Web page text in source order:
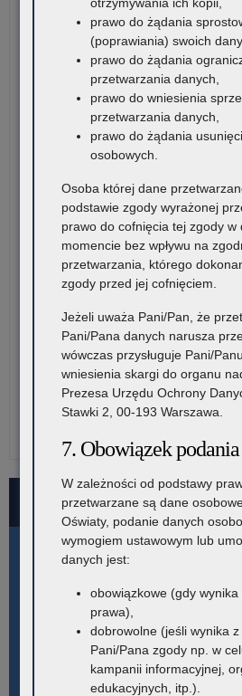
Bezpłatne numery pomocowe
prawo do żądania
(poprawiania) swoich
prawo do żądania
przetwarzania danych,
prawo do wniesienia
przetwarzania danych,
prawo do żądania
osobowych.
Osoba której dane
podstawie zgody wyrażonej
prawo do cofnięcia tej zgody w
momencie bez wpływu na
przetwarzania, którego
zgody przed jej cofnięciem.
Jeżeli uważa Pani/Pan, że
Pani/Pana danych narusza
wówczas przysługuje Pani/
wniesienia skargi do organu
Prezesa Urzędu Ochrony
Stawki 2, 00-193 Warszawa.
7. Obowiązek
W zależności od podstawy
przetwarzane są dane
Oświaty, podanie danych
wymogiem ustawowym lub
danych jest:
obowiązkowe (gdy
prawa),
dobrowolne (jeśli wynika
Pani/Pana zgody np. w
kampanii informacyjnej,
edukacyjnych, itp.).